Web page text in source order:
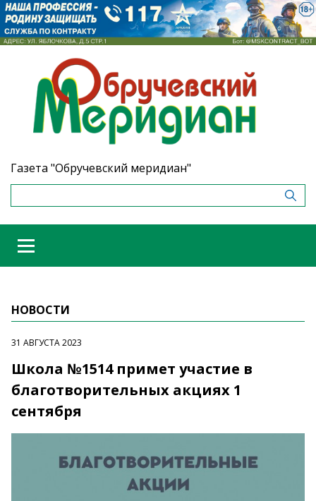
Газета "Обручевский меридиан"
НОВОСТИ
31 АВГУСТА 2023
Школа №1514 примет участие в
благотворительных акциях 1
сентября